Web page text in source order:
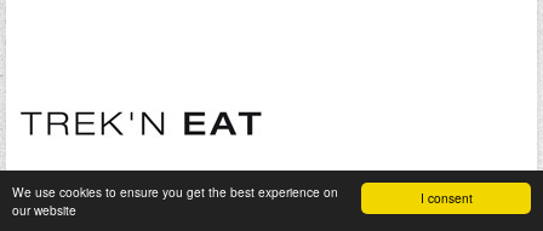
I consent
We use cookies to ensure you get the best experience on
our website